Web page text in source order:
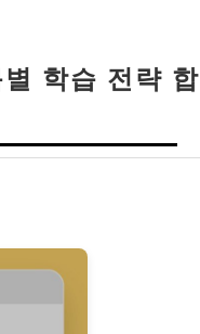
학습 전략 합